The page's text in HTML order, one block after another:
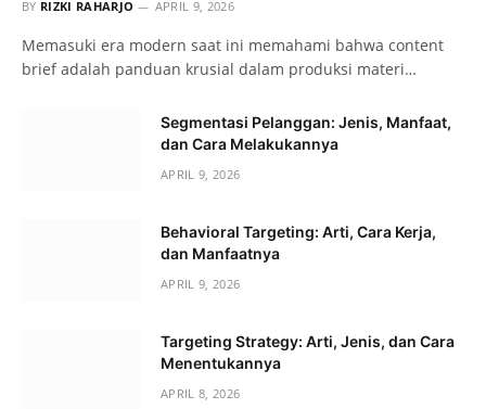
BY RIZKI RAHARJO APRIL 9, 2026
Memasuki era modern saat ini memahami bahwa content
brief adalah panduan krusial dalam produksi materi…
Segmentasi Pelanggan: Jenis, Manfaat,
dan Cara Melakukannya
APRIL 9, 2026
Behavioral Targeting: Arti, Cara Kerja,
dan Manfaatnya
APRIL 9, 2026
Targeting Strategy: Arti, Jenis, dan Cara
Menentukannya
APRIL 8, 2026